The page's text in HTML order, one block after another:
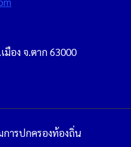
อง จ.ตาก 63000
ารปกครองท้องถิ่น